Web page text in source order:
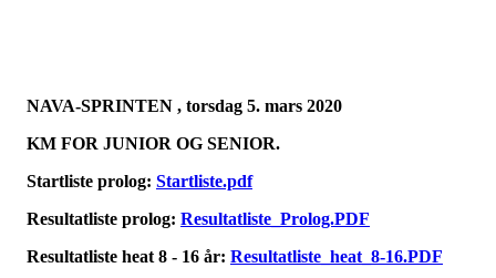
NAVA-SPRINTEN , torsdag 5. mars 2020
KM FOR JUNIOR OG SENIOR.
Startliste prolog: Startliste.pdf
Resultatliste prolog: Resultatliste_Prolog.PDF
Resultatliste heat 8 - 16 år: Resultatliste_heat_8-16.PDF